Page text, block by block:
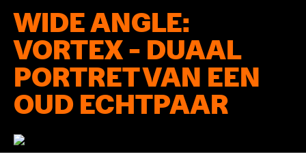
WIDE ANGLE:
VORTEX - DUAAL
PORTRET VAN EEN
OUD ECHTPAAR